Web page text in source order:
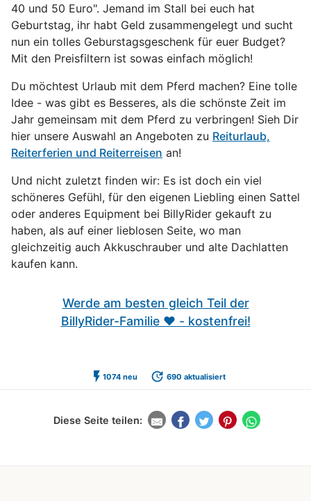
40 und 50 Euro". Jemand im Stall bei euch hat
Geburtstag, ihr habt Geld zusammengelegt und sucht
nun ein tolles Geburstagsgeschenk für euer Budget?
Mit den Preisfiltern ist sowas einfach möglich!
Du möchtest Urlaub mit dem Pferd machen? Eine tolle
Idee - was gibt es Besseres, als die schönste Zeit im
Jahr gemeinsam mit dem Pferd zu verbringen! Sieh Dir
hier unsere Auswahl an Angeboten zu Reiturlaub,
Reiterferien und Reiterreisen an!
Und nicht zuletzt finden wir: Es ist doch ein viel
schöneres Gefühl, für den eigenen Liebling einen Sattel
oder anderes Equipment bei BillyRider gekauft zu
haben, als auf einer lieblosen Seite, wo man
gleichzeitig auch Akkuschrauber und alte Dachlatten
kaufen kann.
Werde am besten gleich Teil der
BillyRider-Familie ❤️ - kostenfrei!
flash_on1074 neu update 690 aktualisiert
Diese Seite teilen: